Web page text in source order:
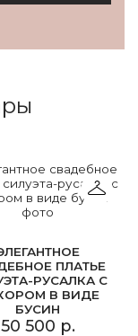
ПЛАТЬЕ
РУСАЛКА С
В ВИДЕ
БУСИН
50 500 р.